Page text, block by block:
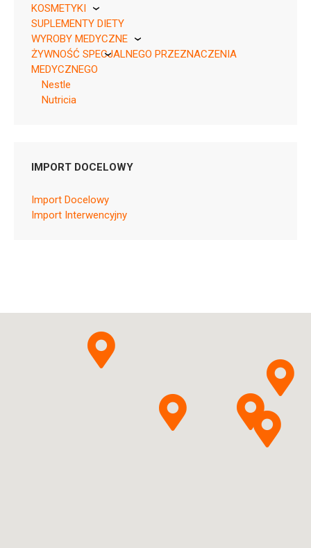
KOSMETYKI
Pierre Fabre
SUPLEMENTY DIETY
WYROBY MEDYCZNE
KikGel
ŻYWNOŚĆ SPECJALNEGO PRZEZNACZENIA
MEDYCZNEGO
Nestle
Nutricia
IMPORT DOCELOWY
Import Docelowy
Import Interwencyjny